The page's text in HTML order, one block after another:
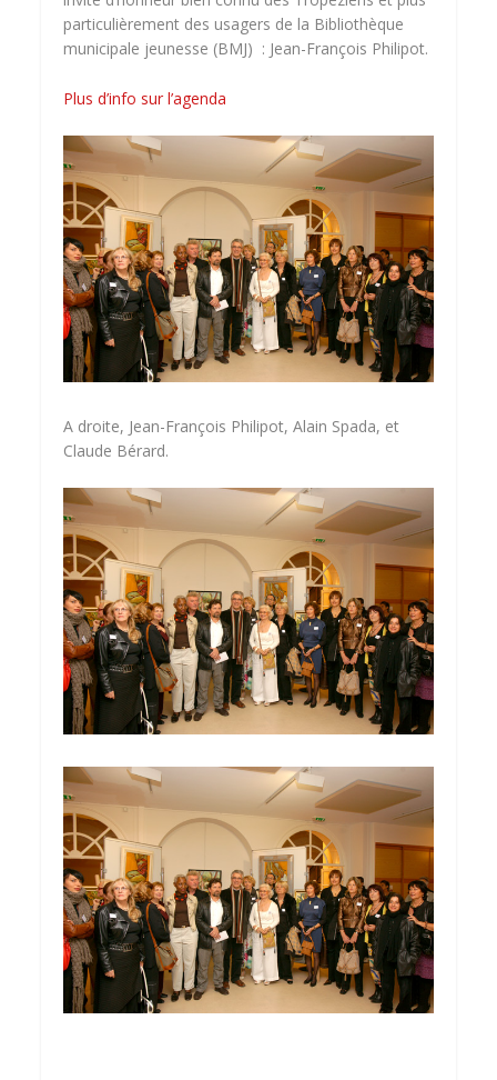
particulièrement des usagers de la Bibliothèque
municipale jeunesse (BMJ) : Jean-François Philipot.
Plus d’info sur l’agenda
A droite, Jean-François Philipot, Alain Spada, et
Claude Bérard.